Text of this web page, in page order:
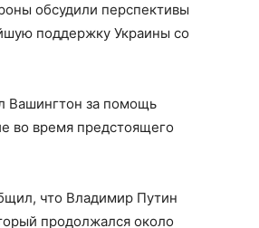
обсудили перспективы
поддержку Украины со
Вашингтон за помощь
во время предстоящего
что Владимир Путин
продолжался около